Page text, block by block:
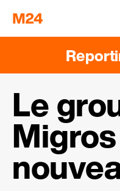
Le